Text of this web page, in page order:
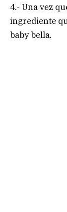
4.- Una vez
ingrediente
baby bella.